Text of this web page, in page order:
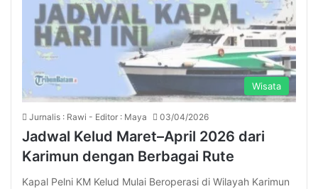
Wisata
Jurnalis : Rawi - Editor : Maya 03/04/2026
Jadwal Kelud Maret–April 2026 dari
Karimun dengan Berbagai Rute
Kapal Pelni KM Kelud Mulai Beroperasi di Wilayah Karimun